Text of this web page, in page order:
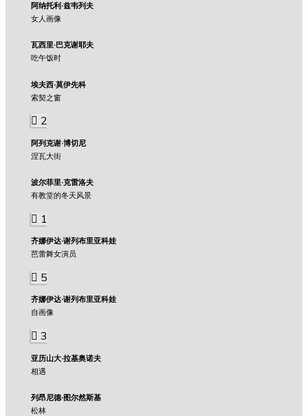
阿纳托利·兹韦列夫
女人画像
瓦西里·巴克谢耶夫
吃午饭时
埃夫西·莫伊先科
索契之窗
2
阿列克谢·博切尼
涅瓦大街
波尔菲里·克雷洛夫
有教堂的冬天风景
1
齐娜伊达·谢列布里亚科娃
芭蕾舞女演员
5
齐娜伊达·谢列布里亚科娃
自画像
3
亚历山大·拉基奥诺夫
相遇
列昂尼德·图尔然斯基
松林